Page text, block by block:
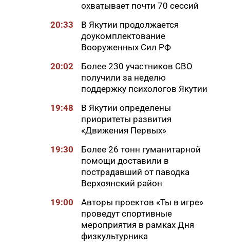
охватывает почти 70 сессий
20:33
В Якутии продолжается
доукомплектование
Вооруженных Сил РФ
20:02
Более 230 участников СВО
получили за неделю
поддержку психологов Якутии
19:48
В Якутии определены
приоритеты развития
«Движения Первых»
19:30
Более 26 тонн гуманитарной
помощи доставили в
пострадавший от паводка
Верхоянский район
19:00
Авторы проектов «Ты в игре»
проведут спортивные
мероприятия в рамках Дня
физкультурника